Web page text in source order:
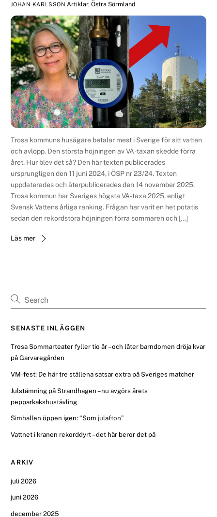
JOHAN KARLSSON Artiklar,Östra Sörmland
Trosa kommuns husägare betalar mest i Sverige för sitt vatten
och avlopp. Den största höjningen av VA-taxan skedde förra
året. Hur blev det så? Den här texten publicerades
ursprungligen den 11 juni 2024, i ÖSP nr 23/24. Texten
uppdaterades och återpublicerades den 14 november 2025.
Trosa kommun har Sveriges högsta VA-taxa 2025, enligt
Svensk Vattens årliga ranking. Frågan har varit en het potatis
sedan den rekordstora höjningen förra sommaren och […]
Läs mer
SENASTE INLÄGGEN
Trosa Sommarteater fyller tio år – och låter barndomen dröja kvar
på Garvaregården
VM-fest: De här tre ställena satsar extra på Sveriges matcher
Julstämning på Strandhagen – nu avgörs årets
pepparkakshustävling
Simhallen öppen igen: “Som julafton”
Vattnet i kranen rekorddyrt – det här beror det på
ARKIV
juli 2026
juni 2026
december 2025